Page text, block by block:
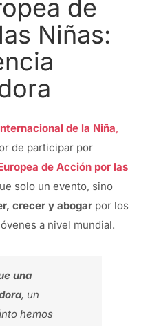
de
Niñas:
de la Niña,
de participar por
de Acción por las
solo un evento, sino
crecer y abogar por los
a nivel mundial.
una
, un
hemos